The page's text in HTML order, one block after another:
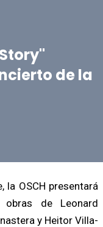
de la
la OSCH presentará
de Leonard
y Heitor Villa-